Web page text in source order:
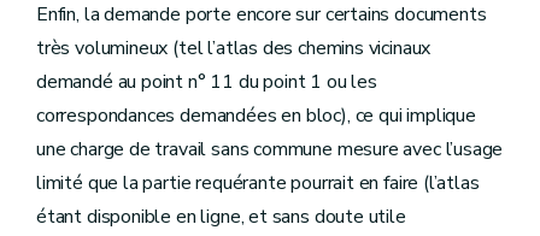
Enfin, la demande porte encore sur certains documents
très volumineux (tel l’atlas des chemins vicinaux
demandé au point n° 11 du point 1 ou les
correspondances demandées en bloc), ce qui implique
une charge de travail sans commune mesure avec l’usage
limité que la partie requérante pourrait en faire (l’atlas
étant disponible en ligne, et sans doute utile